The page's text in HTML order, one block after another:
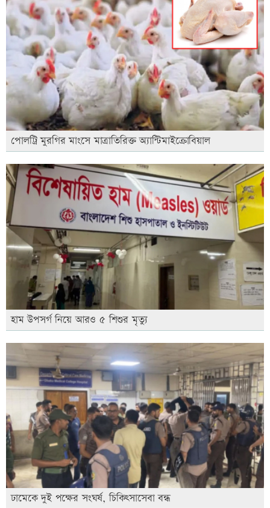
পোলট্রি মুরগির মাংসে মাত্রাতিরিক্ত অ্যান্টিমাইক্রোবিয়াল
হাম উপসর্গ নিয়ে আরও ৫ শিশুর মৃত্যু
ঢামেকে দুই পক্ষের সংঘর্ষ, চিকিৎসাসেবা বন্ধ